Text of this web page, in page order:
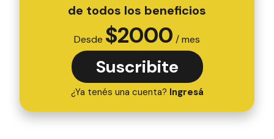
de todos los beneficios
Desde $2000 / mes
Suscribite
¿Ya tenés una cuenta? Ingresá